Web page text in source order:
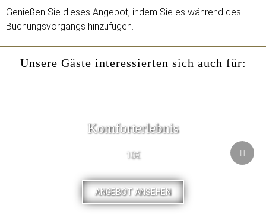
Genießen Sie dieses Angebot, indem Sie es während des
Buchungsvorgangs hinzufügen.
Unsere Gäste interessierten sich auch für:
Komforterlebnis
10€
ANGEBOT ANSEHEN